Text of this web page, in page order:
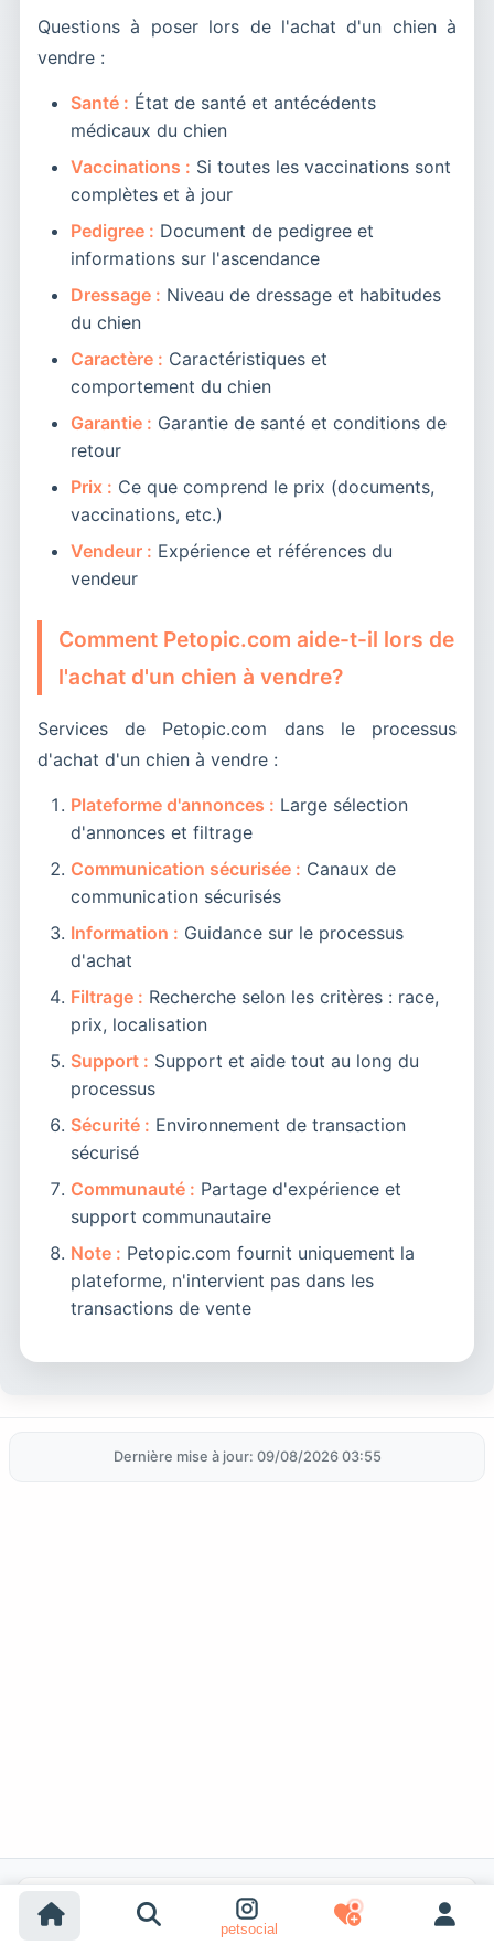
petsocial
Questions à poser lors de l'achat d'un chien à
vendre :
Santé : État de santé et antécédents
médicaux du chien
Vaccinations : Si toutes les vaccinations sont
complètes et à jour
Pedigree : Document de pedigree et
informations sur l'ascendance
Dressage : Niveau de dressage et habitudes
du chien
Caractère : Caractéristiques et
comportement du chien
Garantie : Garantie de santé et conditions de
retour
Prix : Ce que comprend le prix (documents,
vaccinations, etc.)
Vendeur : Expérience et références du
vendeur
Comment Petopic.com aide-t-il lors de
l'achat d'un chien à vendre?
Services de Petopic.com dans le processus
d'achat d'un chien à vendre :
Plateforme d'annonces : Large sélection
d'annonces et filtrage
Communication sécurisée : Canaux de
communication sécurisés
Information : Guidance sur le processus
d'achat
Filtrage : Recherche selon les critères : race,
prix, localisation
Support : Support et aide tout au long du
processus
Sécurité : Environnement de transaction
sécurisé
Communauté : Partage d'expérience et
support communautaire
Note : Petopic.com fournit uniquement la
plateforme, n'intervient pas dans les
transactions de vente
Dernière mise à jour: 09/08/2026 03:55
Recherches populaires